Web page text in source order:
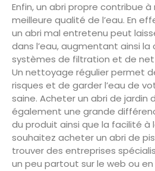
Enfin, un abri propre contribue
meilleure qualité de l’eau. En
un abri mal entretenu peut
dans l’eau, augmentant ainsi
systèmes de filtration et de
Un nettoyage régulier permet
risques et de garder l’eau de
saine. Acheter un abri de jardin
également une grande
du produit ainsi que la facilité à
souhaitez acheter un abri de
trouver des entreprises
un peu partout sur le web ou en